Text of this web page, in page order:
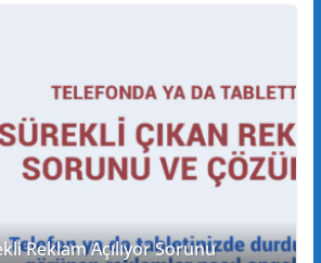
Reklam Açılıyor Sorunu